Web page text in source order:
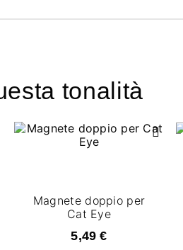
tonalità
Magnete doppio per
Cat Eye
5,49 €